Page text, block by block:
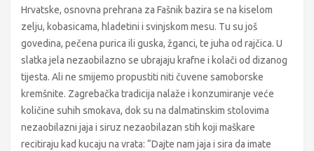
Hrvatske, osnovna prehrana za Fašnik bazira se na kiselom
zelju, kobasicama, hladetini i svinjskom mesu. Tu su još
govedina, pečena purica ili guska, žganci, te juha od rajčica. U
slatka jela nezaobilazno se ubrajaju krafne i kolači od dizanog
tijesta. Ali ne smijemo propustiti niti čuvene samoborske
kremšnite. Zagrebačka tradicija nalaže i konzumiranje veće
količine suhih smokava, dok su na dalmatinskim stolovima
nezaobilazni jaja i siruz nezaobilazan stih koji maškare
recitiraju kad kucaju na vrata: “Dajte nam jaja i sira da imate